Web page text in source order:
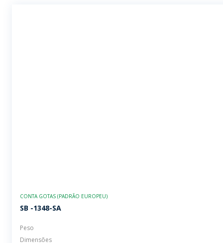
CONTA GOTAS (PADRÃO EUROPEU)
SB -1348-SA
Peso
Dimensões